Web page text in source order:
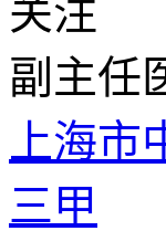
关注
副主任
上海市
三甲